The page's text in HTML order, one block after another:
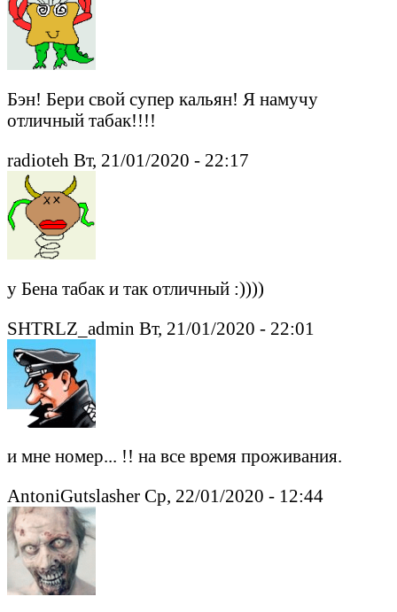
Бэн! Бери свой супер кальян! Я намучу
отличный табак!!!!
radioteh Вт, 21/01/2020 - 22:17
у Бена табак и так отличный :))))
SHTRLZ_admin Вт, 21/01/2020 - 22:01
и мне номер... !! на все время проживания.
AntoniGutslasher Ср, 22/01/2020 - 12:44